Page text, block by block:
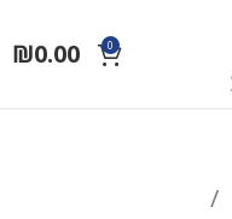
0
₪0.00